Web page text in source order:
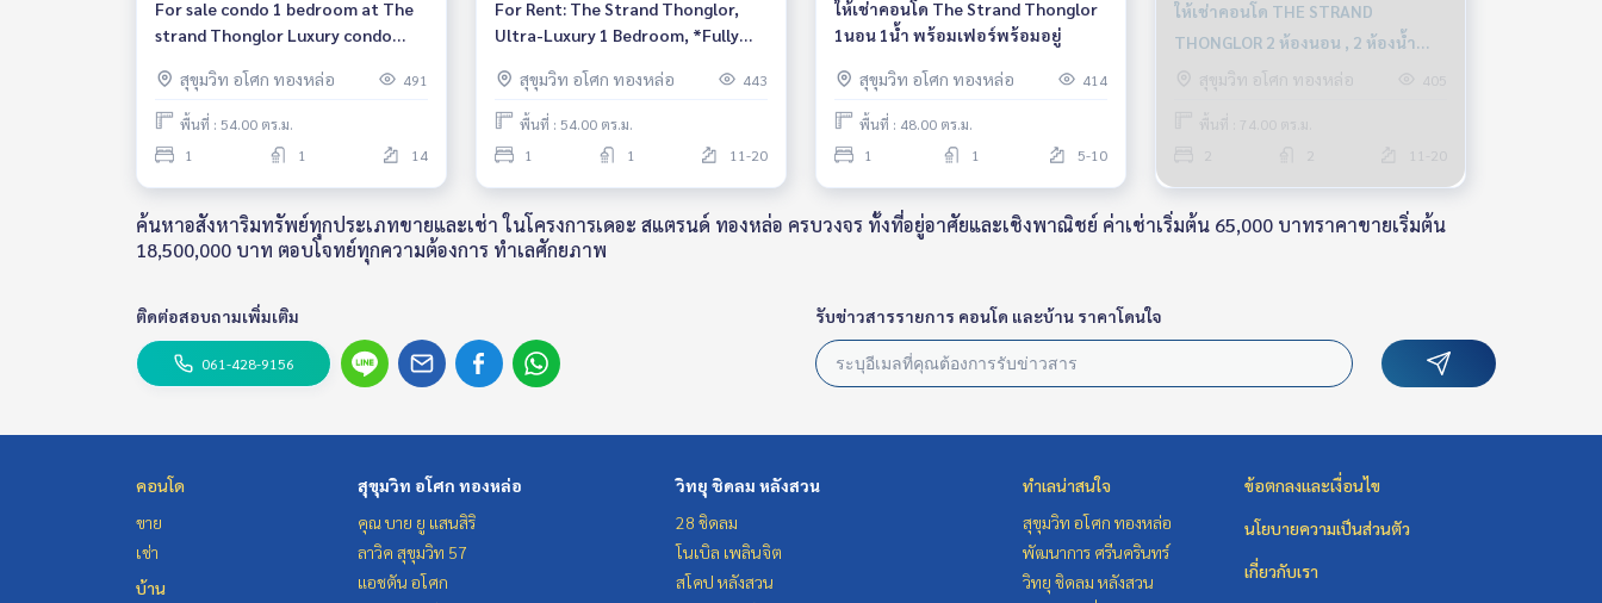
For sale condo 1 bedroom at The
strand Thonglor Luxury condo
in Sale 18,500,000 THB.
สุขุมวิท อโศก ทองหล่อ 491
พื้นที่ : 54.00 ตร.ม.
1
1 14
For Rent: The Strand Thonglor,
Ultra-Luxury 1 Bedroom, *Fully
สุขุมวิท อโศก ทองหล่อ
443
พื้นที่ : 54.00 ตร.ม.
1
1 11-20
ให้เช่าคอนโด The Strand Thonglor
1นอน 1น้ำ พร้อมเฟอร์พร้อมอยู่
สุขุมวิท อโศก ทองหล่อ 414
พื้นที่ : 48.00 ตร.ม.
1
1 5-10
ให้เช่าคอนโด THE STRAND
THONGLOR 2 ห้องนอน , 2 ห้องน้ำ
พร้อมเฟอร์ พร้อมอยู่ ใกล้ BTS
สุขุมวิท อโศก ทองหล่อ 405
พื้นที่ : 74.00 ตร.ม.
11-20
ค้นหาอสังหาริมทรัพย์ทุกประเภทขายและเช่า ในโครงการเดอะ สแตรนด์ ทองหล่อ ครบวงจร ทั้งที่อยู่อาศัยและเชิงพาณิชย์ ค่าเช่าเริ่มต้น 65,000 บาทราคาขายเริ่มต้น
18,500,000 บาท ตอบโจทย์ทุกความต้องการ ทำเลศักยภาพ
ติดต่อสอบถามเพิ่มเติม
061-428-9156
รับข่าวสารรายการ คอนโด และบ้าน ราคาโดนใจ
คอนโด
ขาย
เช่า
บ้าน
สุขุมวิท อโศก ทองหล่อ
คุณ บาย ยู แสนสิริ
ลาวิค สุขุมวิท 57
แอชตัน อโศก
วิทยุ ชิดลม หลังสวน
28 ชิดลม
โนเบิล เพลินจิต
สโคป หลังสวน
ทำเลน่าสนใจ
สุขุมวิท อโศก ทองหล่อ
พัฒนาการ ศรีนครินทร์
วิทยุ ชิดลม หลังสวน
ข้อตกลงและเงื่อนไข
นโยบายความเป็นส่วนตัว
เกี่ยวกับเรา